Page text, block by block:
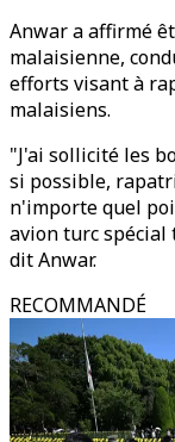
Anwar a affirmé
malaisienne,
efforts visant à
malaisiens.
"J'ai sollicité les
si possible,
n'importe quel
avion turc
dit Anwar.
RECOMMANDÉ